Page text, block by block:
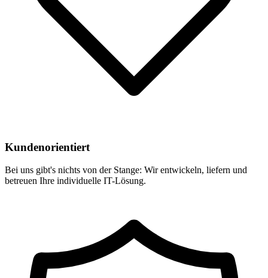
Kundenorientiert
Bei uns gibt's nichts von der Stange: Wir entwickeln, liefern und
betreuen Ihre individuelle IT-Lösung.